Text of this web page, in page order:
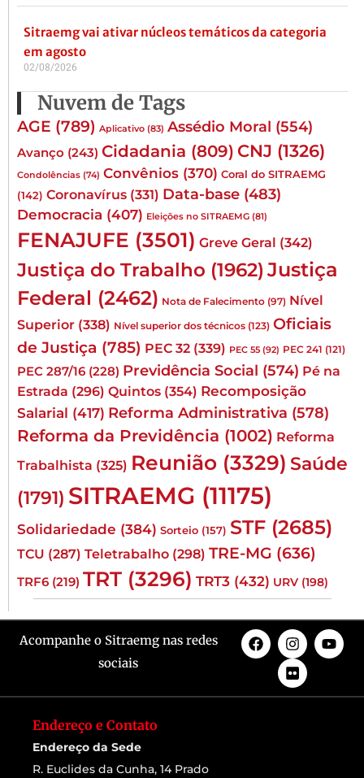
Sitraemg vai ativar núcleos temáticos da categoria
em agosto
02/08/2026
Nuvem de Tags
AGE (789) Aplicativo (83) Assédio Moral (554)
Avanço (243) Cidadania (809) CNJ (1326)
Condolências (74) Convênios (370) Coral do SITRAEMG
(142) Coronavírus (331) Data-base (483)
Democracia (407) Eleições no SITRAEMG (81)
FENAJUFE (3501) Greve Geral (342)
Justiça do Trabalho (1962) Justiça
Federal (2462) Nota de Falecimento (97) Nível
Superior (338) Nível superior dos técnicos (123) Oficiais
de Justiça (785) PEC 32 (339) PEC 55 (92) PEC 241 (121)
PEC 287/16 (228) Previdência Social (574) Pé na
Estrada (296) Quintos (354) Recomposição
Salarial (417) Reforma Administrativa (578)
Reforma da Previdência (1002) Reforma
Trabalhista (325) Reunião (3329) Saúde
(1791) SITRAEMG (11175)
Solidariedade (384) Sorteio (157) STF (2685)
TCU (287) Teletrabalho (298) TRE-MG (636)
TRF6 (219) TRT (3296) TRT3 (432) URV (198)
Acompanhe o Sitraemg nas redes
sociais
Endereço e Contato
Endereço da Sede
R. Euclides da Cunha, 14 Prado